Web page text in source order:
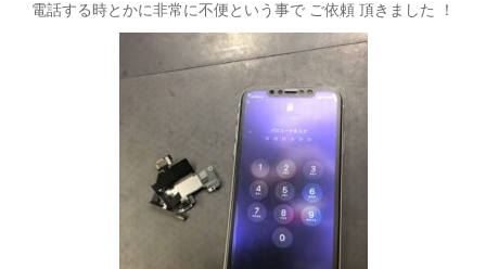
電話する時とかに非常に不便という事で ご依頼 頂きました ！